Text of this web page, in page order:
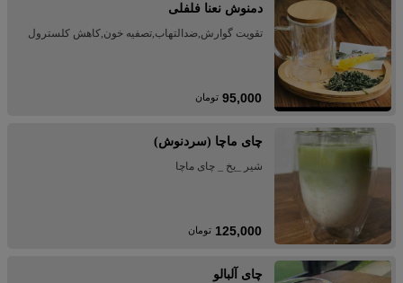
دمنوش نعنا فلفلی
تقویت گوارش,ضدالتهاب,تصفیه خون,کاهش کلسترول
95,000 تومان
چای ماچا (سردنوش)
شیر _یخ _ چای ماچا
125,000 تومان
چای آلبالو